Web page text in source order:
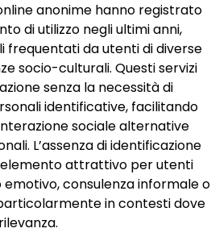
anonime hanno registrato
di utilizzo negli ultimi anni,
frequentati da utenti di diverse
socio-culturali. Questi servizi
senza la necessità di
identificative, facilitando
sociale alternative
L’assenza di identificazione
attrattivo per utenti
consulenza informale o
in contesti dove